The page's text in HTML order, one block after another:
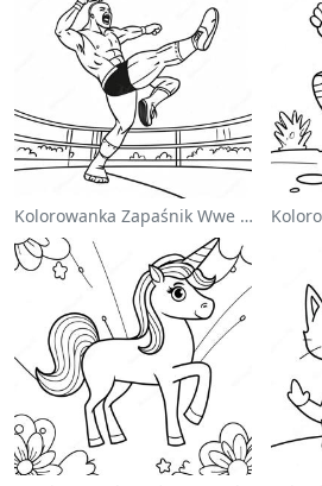
Kolorowanka Zapaśnik Wwe Skaczący Na Przeciwnika